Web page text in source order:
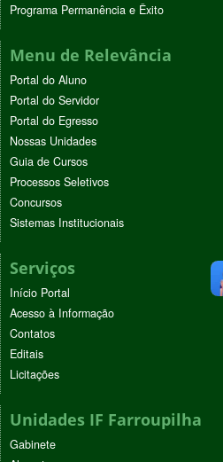
Programa Permanência e Êxito
Menu de Relevância
Portal do Aluno
Portal do Servidor
Portal do Egresso
Nossas Unidades
Guia de Cursos
Processos Seletivos
Concursos
Sistemas Institucionais
Serviços
Início Portal
Acesso à Informação
Contatos
Editais
Licitações
Unidades IF Farroupilha
Gabinete